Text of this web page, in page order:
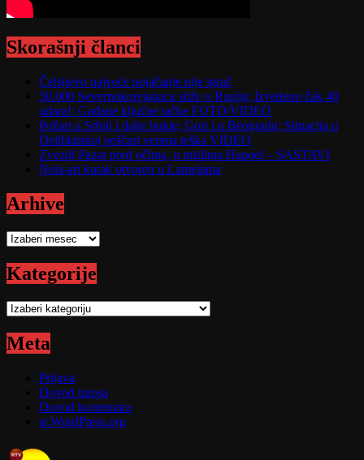
Skorašnji članci
Čelsijevo najveće pojačanje nije igrač
50.000 Severnokorejanaca stiže u Rusiju; Izvedeno čak 40
udara!; Gađane ključne tačke FOTO/VIDEO
Požari u Srbiji i dalje bukte; Gori i u Beogradu; Situacija u
Deliblatskoj peščari veoma teška VIDEO
Zvezdi Pazar pred očima, u mislima Hapoel – SASTAVI
Nela-art kutak otvoren u Lamelama
Arhive
Arhive
Kategorije
Kategorije
Meta
Prijava
Dovod unosa
Dovod komentara
sr.WordPress.org